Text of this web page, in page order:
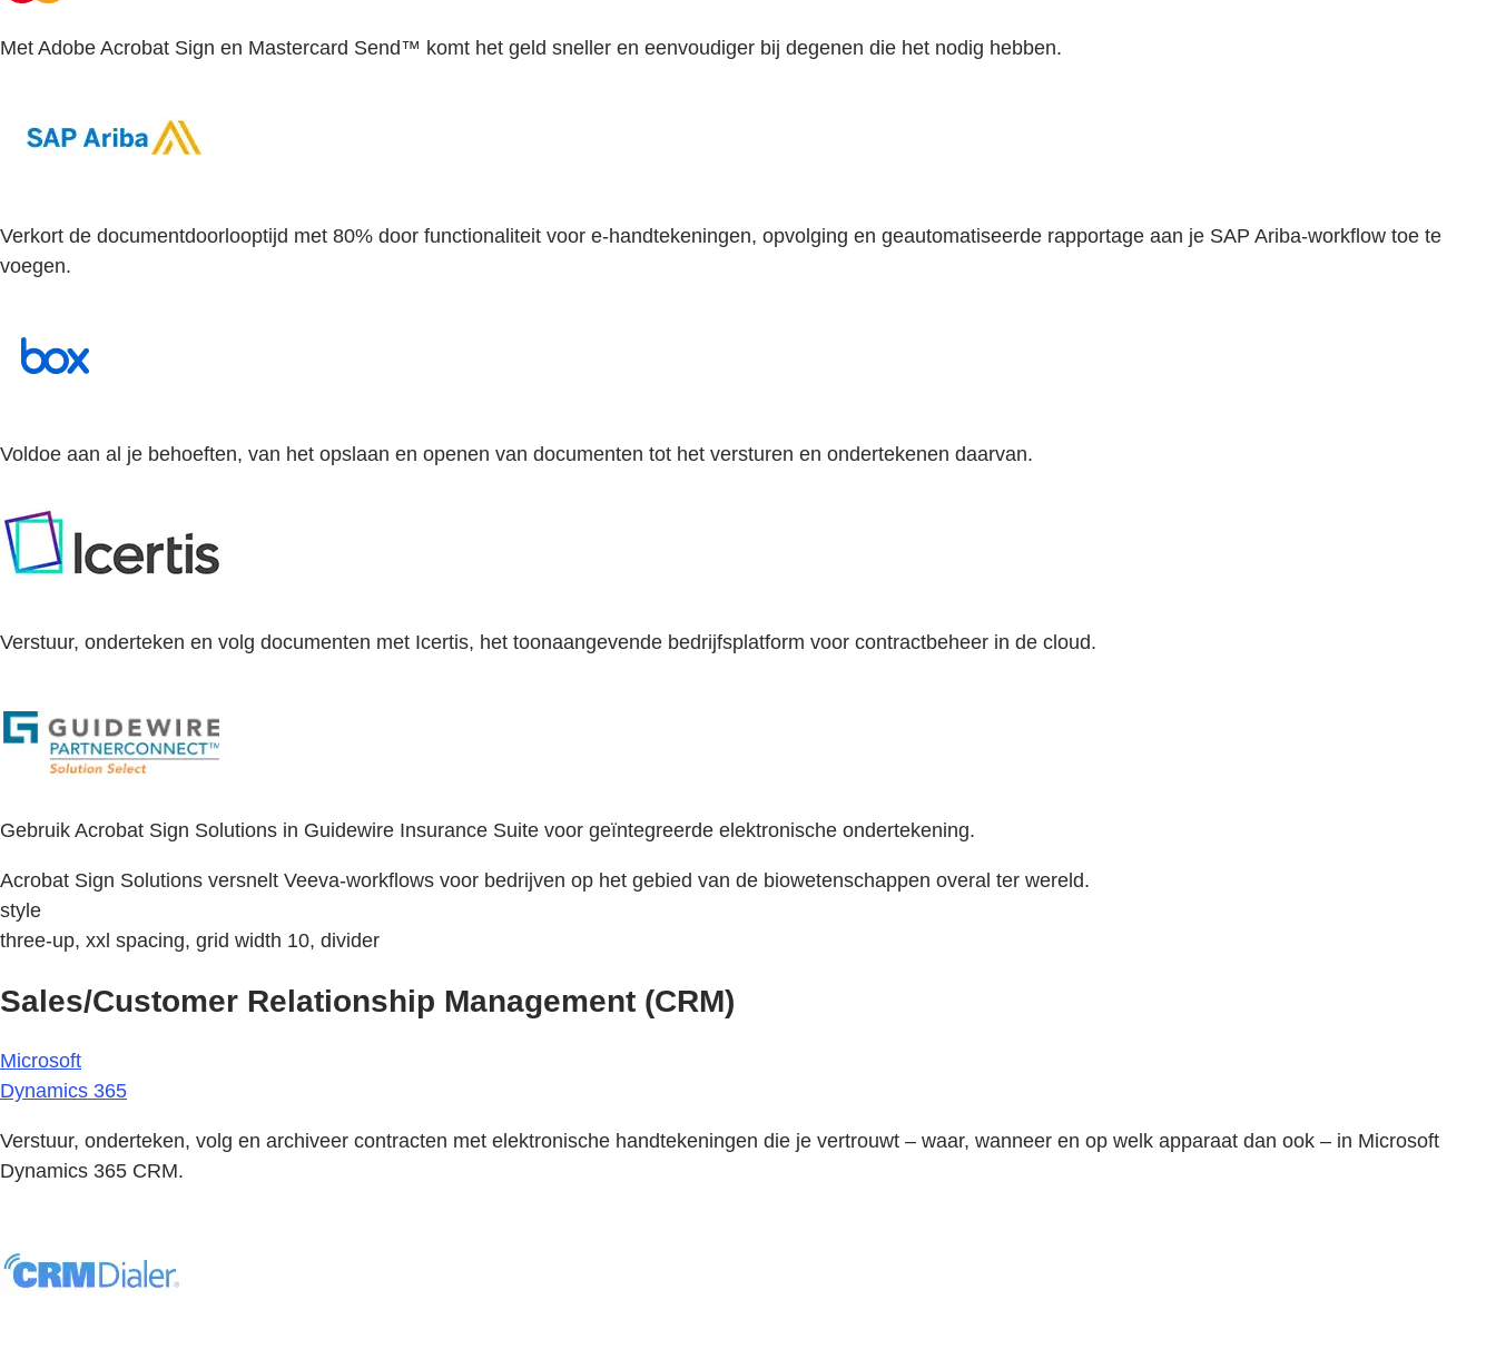
Met Adobe Acrobat Sign en Mastercard Send™ komt het geld sneller en eenvoudiger bij degenen die het nodig hebben.
Verkort de documentdoorlooptijd met 80% door functionaliteit voor e-handtekeningen, opvolging en geautomatiseerde rapportage aan je SAP Ariba-workflow toe te
voegen.
Voldoe aan al je behoeften, van het opslaan en openen van documenten tot het versturen en ondertekenen daarvan.
Verstuur, onderteken en volg documenten met Icertis, het toonaangevende bedrijfsplatform voor contractbeheer in de cloud.
Gebruik Acrobat Sign Solutions in Guidewire Insurance Suite voor geïntegreerde elektronische ondertekening.
Acrobat Sign Solutions versnelt Veeva-workflows voor bedrijven op het gebied van de biowetenschappen overal ter wereld.
style
three-up, xxl spacing, grid width 10, divider
Sales/Customer Relationship Management (CRM)
Microsoft
Dynamics 365
Verstuur, onderteken, volg en archiveer contracten met elektronische handtekeningen die je vertrouwt – waar, wanneer en op welk apparaat dan ook – in Microsoft
Dynamics 365 CRM.